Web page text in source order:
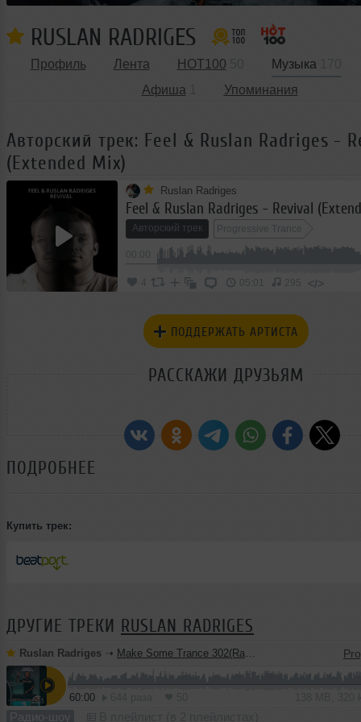
RUSLAN RADRIGES
Профиль Лента HOT100 Музыка
Афиша
Упоминания
Авторский трек: Feel & Ruslan Radriges -
(Extended Mix)
Ruslan Radriges
Feel & Ruslan Radriges - Revival
Авторский трек Progressive Trance
05:01 295 </>
ПОДДЕРЖАТЬ АРТИСТА
РАССКАЖИ ДРУЗЬЯМ
ПОДРОБНЕЕ
Купить трек:
ДРУГИЕ ТРЕКИ RUSLAN RADRIGES
Ruslan Radriges ➝ Make Some Trance 302(Radio_Show)
60:00
Радио-шоу